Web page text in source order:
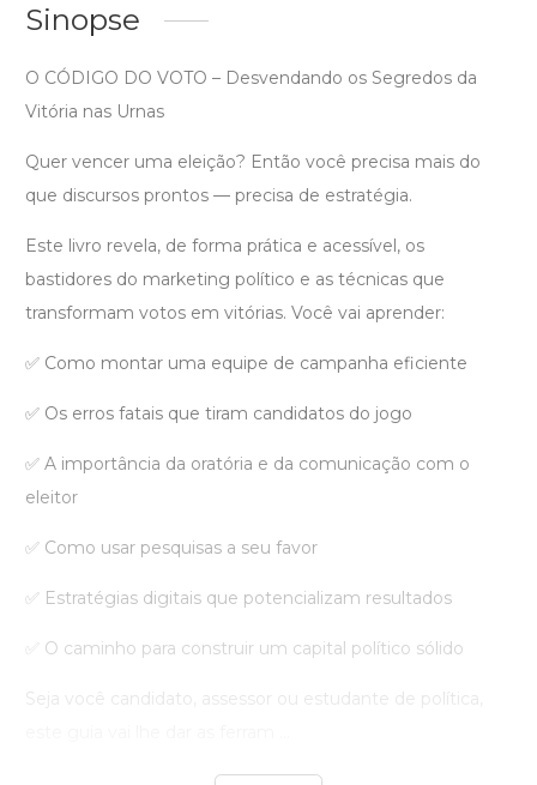
Sinopse
O CÓDIGO DO VOTO – Desvendando os Segredos da
Vitória nas Urnas
Quer vencer uma eleição? Então você precisa mais do
que discursos prontos — precisa de estratégia.
Este livro revela, de forma prática e acessível, os
bastidores do marketing político e as técnicas que
transformam votos em vitórias. Você vai aprender:
✅ Como montar uma equipe de campanha eficiente
✅ Os erros fatais que tiram candidatos do jogo
✅ A importância da oratória e da comunicação com o
eleitor
✅ Como usar pesquisas a seu favor
✅ Estratégias digitais que potencializam resultados
✅ O caminho para construir um capital político sólido
Seja você candidato, assessor ou estudante de política,